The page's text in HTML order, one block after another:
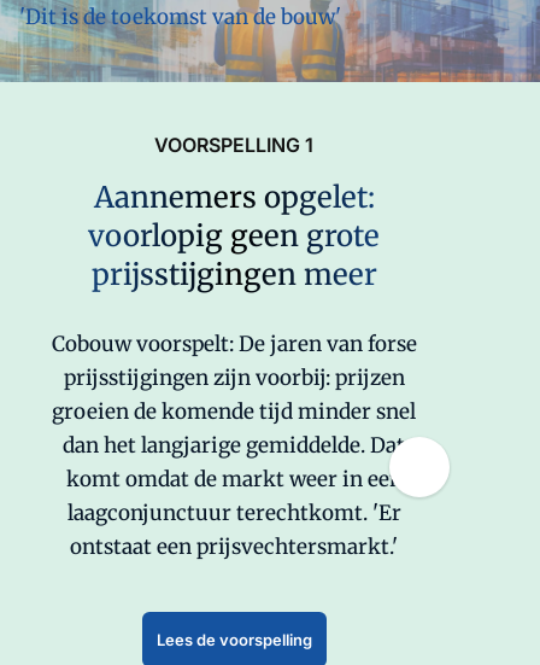
'Dit is de toekomst van de bouw'
VOORSPELLING 1
Aannemers opgelet:
voorlopig geen grote
prijsstijgingen meer
Cobouw voorspelt: De jaren van forse
prijsstijgingen zijn voorbij: prijzen
groeien de komende tijd minder snel
dan het langjarige gemiddelde. Dat
komt omdat de markt weer in een
laagconjunctuur terechtkomt. 'Er
ontstaat een prijsvechtersmarkt.'
Lees de voorspelling